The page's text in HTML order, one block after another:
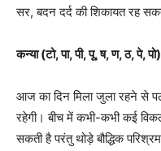
सर, बदन दर्द की शिकायत रह
कन्या (टो, पा, पी, पू, ष, ण, ठ, पे, पो)
आज का दिन मिला जुला रहने से
रहेगी। बीच में कभी-कभी कई
सकती है परंतु थोड़े बौद्धिक